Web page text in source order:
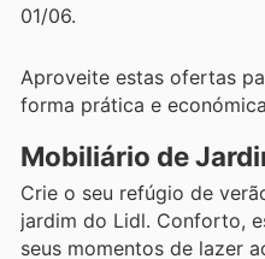
01/06.
Aproveite estas ofertas
forma prática e
Mobiliário de
Crie o seu refúgio de
jardim do Lidl. Conforto,
seus momentos de lazer